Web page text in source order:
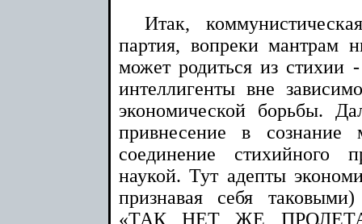
Итак,
партия, вопреки мантрам
может родиться из стихии
интеллигенты вне
экономической борьбы.
привнесение в сознание
соединение стихийного
наукой. Тут адепты
признавая себя
«ТАК НЕТ ЖЕ